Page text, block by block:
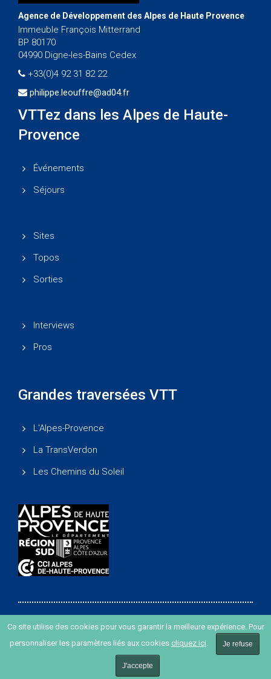
Agence de Développement des Alpes de Haute Provence
Immeuble François Mitterrand
BP 80170
04990 Digne-les-Bains Cedex
+33(0)4 92 31 82 22
philippe.leouffre@ad04.fr
VTTez dans les Alpes de Haute-
Provence
Événements
Séjours
Sites
Topos
Sorties
Interviews
Pros
Grandes traversées VTT
L'Alpes-Provence
La TransVerdon
Les Chemins du Soleil
Copyright ©-Agence de développement des Alpes de
Haute Provence-Création de site internet agence Oyopi
Plan du site-Mentions légales
Ce site utilise des cookies pour vous garantir la meilleure expérience. Pour
personnaliser les paramètres liés aux cookies cliquez ici. Je refuse
J'accepte